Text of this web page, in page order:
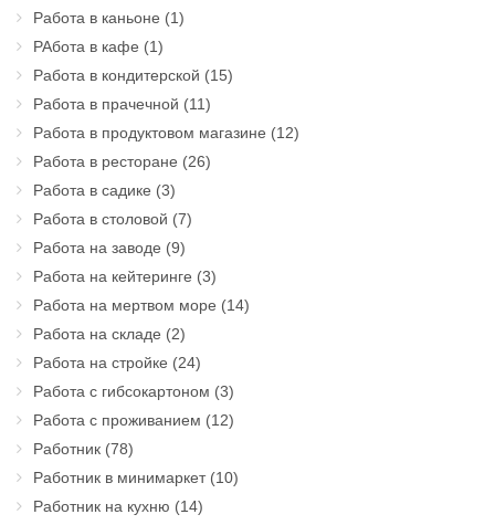
Работа в каньоне (1)
РАбота в кафе (1)
Работа в кондитерской (15)
Работа в прачечной (11)
Работа в продуктовом магазине (12)
Работа в ресторане (26)
Работа в садике (3)
Работа в столовой (7)
Работа на заводе (9)
Работа на кейтеринге (3)
Работа на мертвом море (14)
Работа на складе (2)
Работа на стройке (24)
Работа с гибсокартоном (3)
Работа с проживанием (12)
Работник (78)
Работник в минимаркет(10)
Работник на кухню (14)